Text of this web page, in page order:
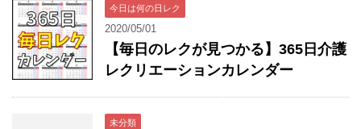
今日は何の日レク
2020/05/01
【毎日のレクが見つかる】365日介護
レクリエーションカレンダー
未分類